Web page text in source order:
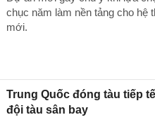
chục năm làm nền tảng cho hệ
mới.
Trung Quốc đóng tàu tiếp
đội tàu sân bay